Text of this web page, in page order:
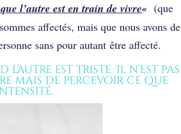
l’autre est en train de vivre« (que
affectés, mais que nous avons de
sans pour autant être affecté.
est triste. Il n’est pas
mais de percevoir ce que